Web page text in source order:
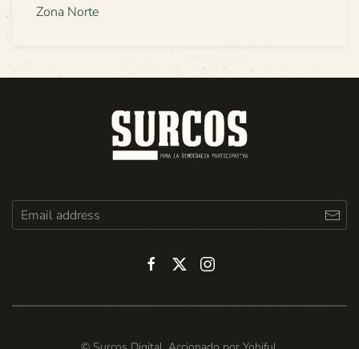
Zona Norte